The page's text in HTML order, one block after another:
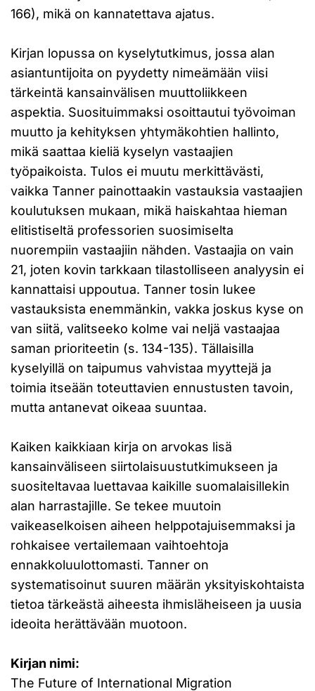
166), mikä on kannatettava ajatus.
Kirjan lopussa on kyselytutkimus, jossa alan
asiantuntijoita on pyydetty nimeämään viisi
tärkeintä kansainvälisen muuttoliikkeen
aspektia. Suosituimmaksi osoittautui työvoiman
muutto ja kehityksen yhtymäkohtien hallinto,
mikä saattaa kieliä kyselyn vastaajien
työpaikoista. Tulos ei muutu merkittävästi,
vaikka Tanner painottaakin vastauksia vastaajien
koulutuksen mukaan, mikä haiskahtaa hieman
elitistiseltä professorien suosimiselta
nuorempiin vastaajiin nähden. Vastaajia on vain
21, joten kovin tarkkaan tilastolliseen analyysin ei
kannattaisi uppoutua. Tanner tosin lukee
vastauksista enemmänkin, vakka joskus kyse on
van siitä, valitseeko kolme vai neljä vastaajaa
saman prioriteetin (s. 134-135). Tällaisilla
kyselyillä on taipumus vahvistaa myyttejä ja
toimia itseään toteuttavien ennustusten tavoin,
mutta antanevat oikeaa suuntaa.
Kaiken kaikkiaan kirja on arvokas lisä
kansainväliseen siirtolaisuustutkimukseen ja
suositeltavaa luettavaa kaikille suomalaisillekin
alan harrastajille. Se tekee muutoin
vaikeaselkoisen aiheen helppotajuisemmaksi ja
rohkaisee vertailemaan vaihtoehtoja
ennakkoluulottomasti. Tanner on
systematisoinut suuren määrän yksityiskohtaista
tietoa tärkeästä aiheesta ihmisläheiseen ja uusia
ideoita herättävään muotoon.
Kirjan nimi:
The Future of International Migration